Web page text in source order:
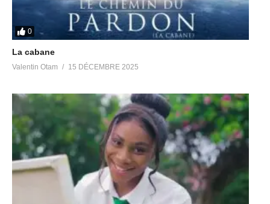
0
La cabane
Valentin Otam 15 DÉCEMBRE 2025